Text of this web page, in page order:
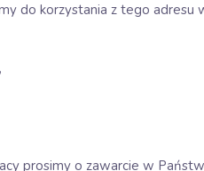
do korzystania z tego
prosimy o zawarcie w